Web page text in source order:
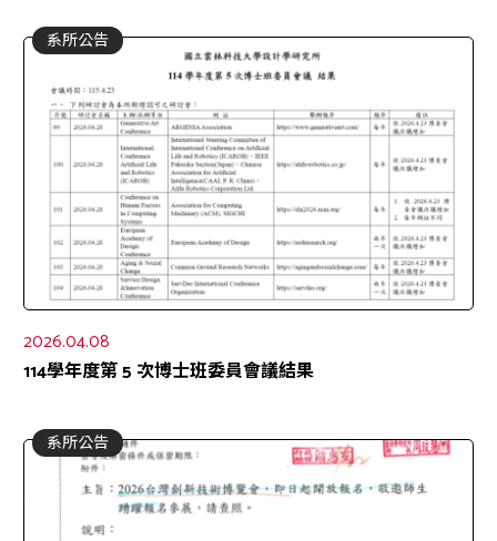
系所公告
2026.04.08
114學年度第 5 次博士班委員會議結果
系所公告